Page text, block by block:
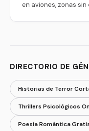
en aviones, zonas
DIRECTORIO DE
Historias de Terror
Thrillers Psicológicos
Poesía Romántica